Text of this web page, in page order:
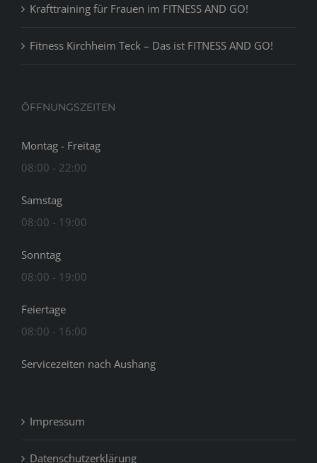
Krafttraining für Frauen im FITNESS AND GO!
Fitness Kirchheim Teck – Das ist FITNESS AND GO!
ÖFFNUNGSZEITEN
Montag - Freitag
08:00 - 22:00
Samstag
08:00 - 19:00
Sonntag
08:00 - 19:00
Feiertage
08:00 - 16:00
Servicezeiten nach Aushang
Impressum
Datenschutzerklärung